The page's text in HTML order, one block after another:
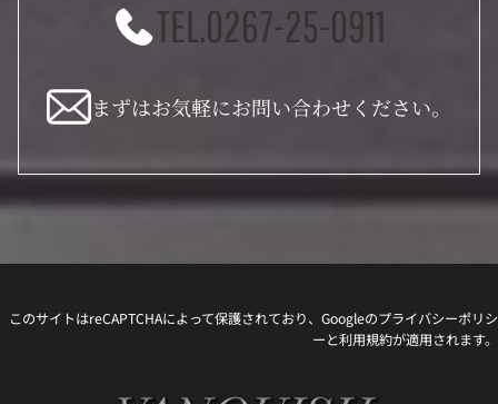
TEL.0267-25-0911
まずはお気軽にお問い合わせください。
このサイトはreCAPTCHAによって保護されており、Googleのプライバシーポリシ
ーと利用規約が適用されます。